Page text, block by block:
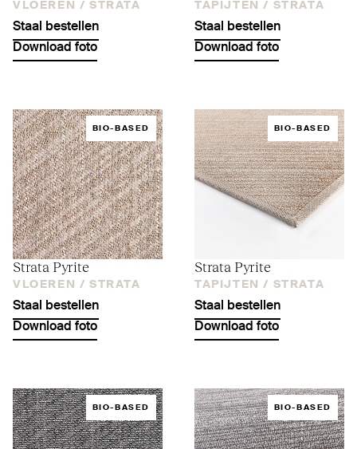
VLOEREN / STRATA
Staal bestellen
Download foto
TAPIJTEN / STRATA
Staal bestellen
Download foto
BIO-BASED
Strata Pyrite
VLOEREN / STRATA
Staal bestellen
Download foto
BIO-BASED
Strata Pyrite
TAPIJTEN / STRATA
Staal bestellen
Download foto
BIO-BASED BIO-BASED